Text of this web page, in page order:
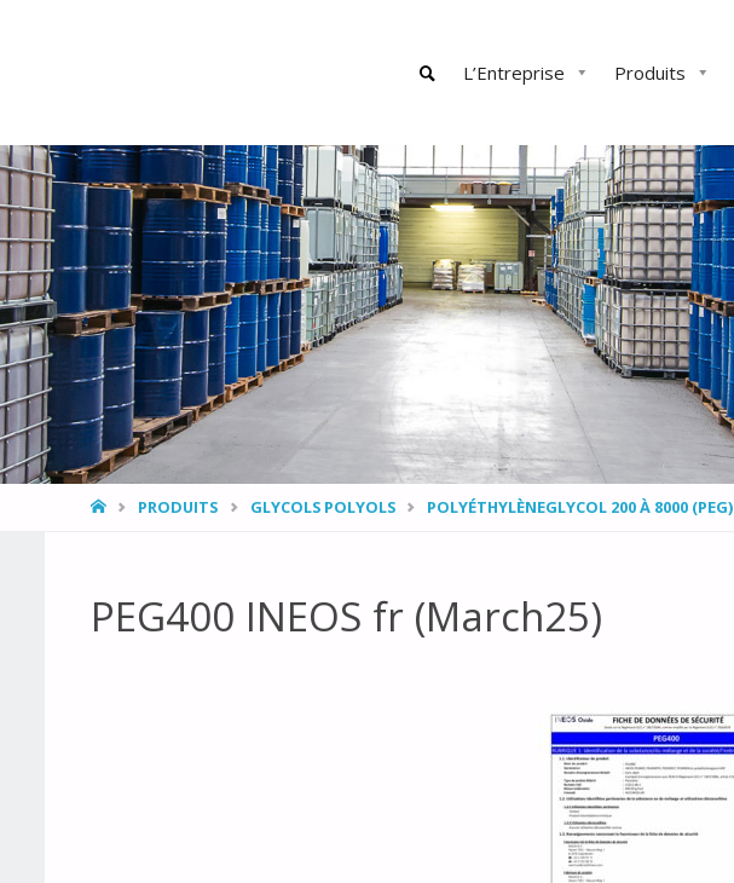
content
L’Entreprise Produits
SEARCH
HOMEPRODUITS GLYCOLS POLYOLS POLYÉTHYLÈNEGLYCOL 200 À 8000 (PEG)
PEG400 INEOS fr (March25)